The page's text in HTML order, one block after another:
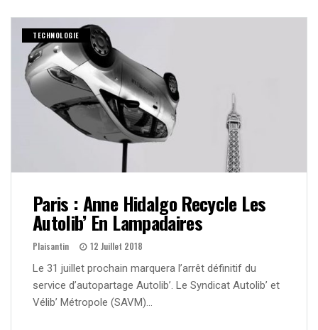
TECHNOLOGIE
Paris : Anne Hidalgo Recycle Les
Autolib’ En Lampadaires
Plaisantin 12 Juillet 2018
Le 31 juillet prochain marquera l’arrêt définitif du
service d’autopartage Autolib’. Le Syndicat Autolib’ et
Vélib’ Métropole (SAVM)…